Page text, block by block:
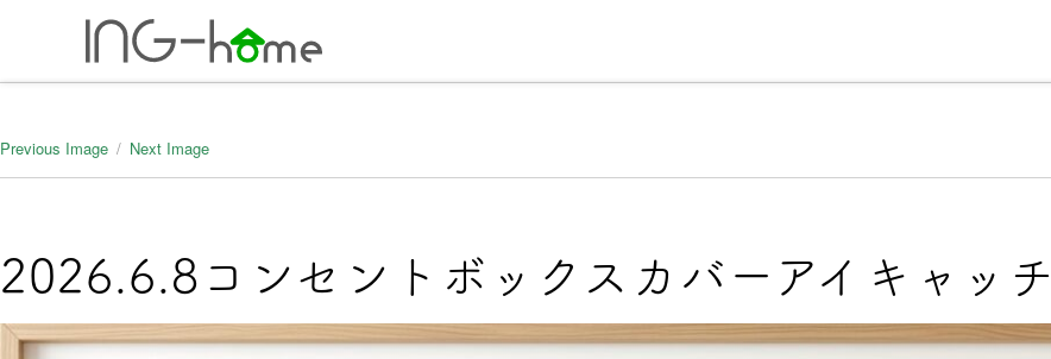
Previous Image Next Image
2026.6.8コンセントボックスカバーアイキャッチ